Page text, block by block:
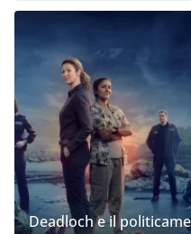
Deadloch e il